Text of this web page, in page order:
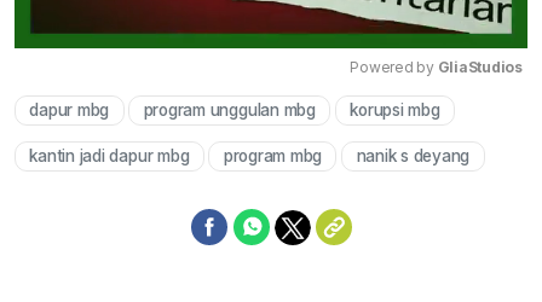
Mute
Powered by GliaStudios
dapur mbg program unggulan mbg korupsi mbg
kantin jadi dapur mbg program mbg nanik s deyang